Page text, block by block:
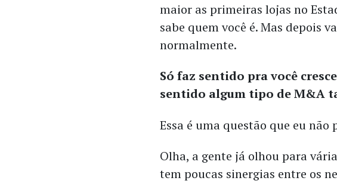
maior as primeiras lojas no
sabe quem você é. Mas depois
normalmente.
Só faz sentido pra você
sentido algum tipo de M&A
Essa é uma questão que eu
Olha, a gente já olhou para
tem poucas sinergias entre os